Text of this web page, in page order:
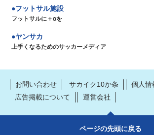
フットサル施設
フットサルに＋αを
ヤンサカ
上手くなるためのサッカーメディア
お問い合わせ サカイク10か条
個人情
広告掲載について
運営会社
ページの先頭に戻る